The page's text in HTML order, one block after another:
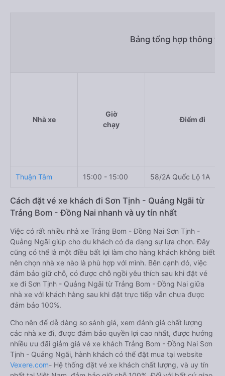
Bảng tổng hợp thông
Nhà xe
Giờ
chạy
Điểm đi
Thuận Tâm 15:00 - 15:00 58/2A Quốc Lộ 1A
Cách đặt vé xe khách đi Sơn Tịnh - Quảng Ngãi từ
Trảng Bom - Đồng Nai nhanh và uy tín nhất
Việc có rất nhiều nhà xe Trảng Bom - Đồng Nai Sơn Tịnh -
Quảng Ngãi giúp cho du khách có đa dạng sự lựa chọn. Đây
cũng có thể là một điều bất lợi làm cho hàng khách không biết
nên chọn nhà xe nào là phù hợp với mình. Bên cạnh đó, việc
đảm bảo giữ chỗ, có được chỗ ngồi yêu thích sau khi đặt vé
xe đi Sơn Tịnh - Quảng Ngãi từ Trảng Bom - Đồng Nai giữa
nhà xe với khách hàng sau khi đặt trực tiếp vẫn chưa được
đảm bảo 100%.
Cho nên để dễ dàng so sánh giá, xem đánh giá chất lượng
các nhà xe đi, được đảm bảo quyền lợi cao nhất, được hưởng
nhiều ưu đãi giảm giá vé xe khách Trảng Bom - Đồng Nai Sơn
Tịnh - Quảng Ngãi, hành khách có thể đặt mua tại website
Vexere.com- Hệ thống đặt vé xe khách chất lượng, và uy tín